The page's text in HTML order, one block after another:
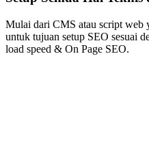
Mulai dari CMS atau script web
untuk tujuan setup SEO sesuai
load speed & On Page SEO.